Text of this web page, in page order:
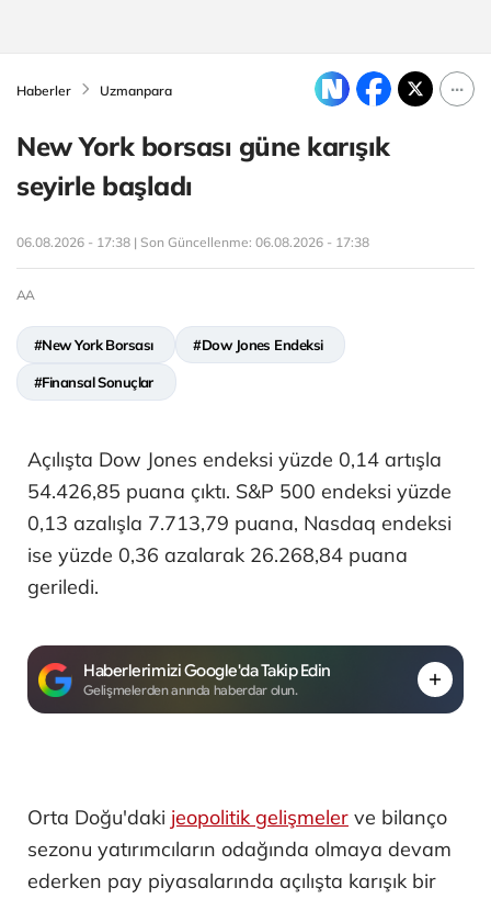
Haberler Uzmanpara
New York borsası güne karışık
seyirle başladı
06.08.2026 - 17:38 | Son Güncellenme: 06.08.2026 - 17:38
AA
#New York Borsası #Dow Jones Endeksi
#Finansal Sonuçlar
Açılışta Dow Jones endeksi yüzde 0,14 artışla
54.426,85 puana çıktı. S&P 500 endeksi yüzde
0,13 azalışla 7.713,79 puana, Nasdaq endeksi
ise yüzde 0,36 azalarak 26.268,84 puana
geriledi.
Haberlerimizi Google'da Takip Edin
Gelişmelerden anında haberdar olun.
Orta Doğu'daki jeopolitik gelişmeler ve bilanço
sezonu yatırımcıların odağında olmaya devam
ederken pay piyasalarında açılışta karışık bir